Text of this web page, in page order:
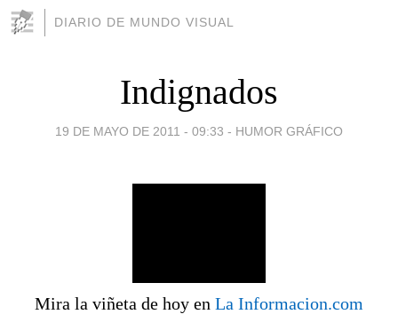
DIARIO DE MUNDO VISUAL
Indignados
19 DE MAYO DE 2011 - 09:33 - HUMOR GRÁFICO
Mira la viñeta de hoy en La Informacion.com